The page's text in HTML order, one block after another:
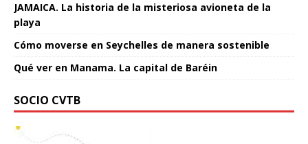
JAMAICA. La historia de la misteriosa avioneta de la
playa
Cómo moverse en Seychelles de manera sostenible
Qué ver en Manama. La capital de Baréin
SOCIO CVTB